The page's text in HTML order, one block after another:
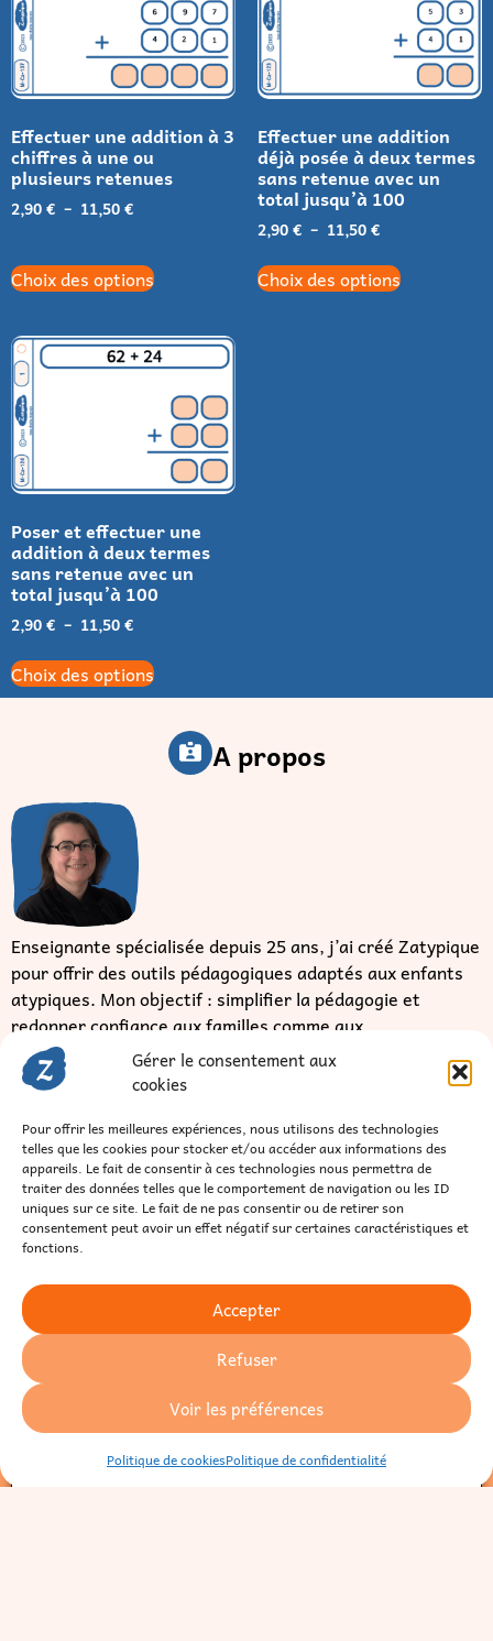
cookies
Pour offrir les meilleures expériences, nous utilisons des technologies telles
que les cookies pour stocker et/ou accéder aux informations des
appareils. Le fait de consentir à ces technologies nous permettra de traiter
des données telles que le comportement de navigation ou les ID uniques
avoir un effet négatif sur certaines caractéristiques et fonctions.
Refuser
Effectuer une addition à 3
chiffres à une ou
plusieurs retenues
2,90€ – 11,50€
Choix des options
Effectuer une addition
déjà posée à deux termes
sans retenue avec un
total jusqu’à 100
2,90€ – 11,50€
Choix des options
Poser et effectuer une
addition à deux termes
sans retenue avec un
total jusqu’à 100
2,90€ – 11,50€
Choix des options
A propos
Enseignante spécialisée depuis 25 ans, j’ai créé Zatypique
pour offrir des outils pédagogiques adaptés aux enfants
atypiques. Mon objectif : simplifier la pédagogie et
redonner confiance aux familles comme aux
professionnels.
Je veux en savoir plus
Rendez-vous découverte
Prenez 30 minutes pour faire le point et voir comment
je peux vous aider. Visio, sans engagement.
Choisir le format le plus adapté (PDF, kit, prêt à
l’emploi)
Choisir son accompagnement